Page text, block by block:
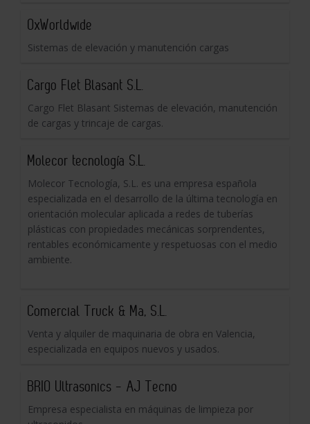
OxWorldwide
Sistemas de elevación y manutención cargas
Cargo Flet Blasant S.L.
Cargo Flet Blasant Sistemas de elevación, manutención
de cargas y trincaje de cargas.
Molecor tecnología S.L.
Molecor Tecnología, S.L. es una empresa española
especializada en el desarrollo de la última tecnología en
orientación molecular aplicada a redes de tuberías
plásticas con propiedades mecánicas sorprendentes,
rentables económicamente y respetuosas con el medio
ambiente.
Comercial Truck & Ma, S.L.
Venta y alquiler de maquinaria de obra en Valencia,
especializada en equipos nuevos y usados.
BRIO Ultrasonics - AJ Tecno
Empresa especialista en máquinas de limpieza por